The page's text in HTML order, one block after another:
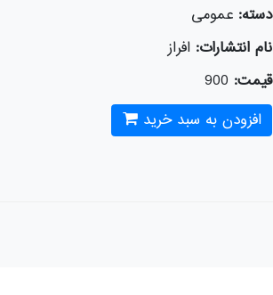
دسته:عمومی
نام انتشارات:افراز
قیمت: 900
افزودن به سبد خرید